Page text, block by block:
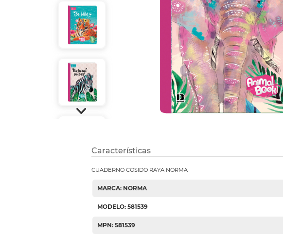
Ver más
Etiquetas inkjet y láser
Refuerzos para carpeta
Ver más
Ver más
Características
CUADERNO COSIDO RAYA NORMA
MARCA: NORMA
MODELO: 581539
MPN: 581539